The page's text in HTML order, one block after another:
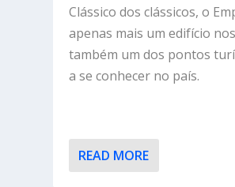
Clássico dos clássicos, o
apenas mais um edifício
também um dos pontos
a se conhecer no país.
READ MORE